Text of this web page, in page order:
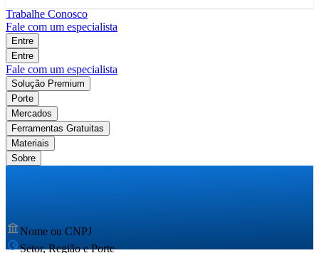
Trabalhe Conosco
Fale com um especialista
Entre
Entre
Fale com um especialista
Solução Premium
Porte
Mercados
Ferramentas Gratuitas
Materiais
Sobre
Nome ou CNPJ
Setor, Região e Porte